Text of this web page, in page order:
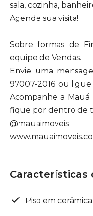
sala, cozinha,
Agende sua visita!
Sobre formas de
equipe de Vendas.
Envie uma
97007-2016, ou
Acompanhe a Mauá
fique por dentro de
@mauaimoveis
Características
Piso em cerâmica